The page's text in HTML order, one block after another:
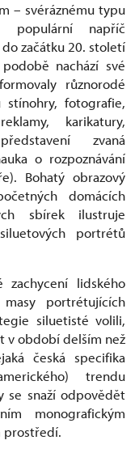
– svéráznému typu
populární napříč
začátku 20. století
nachází své
různorodé
stínohry, fotografie,
karikatury,
zvaná
o rozpoznávání
Bohatý obrazový
domácích
sbírek ilustruje
portrétů
lidského
portrétujících
siluetisté volili,
v období delším než
česká specifika
trendu
se snaží odpovědět
monografickým
prostředí.